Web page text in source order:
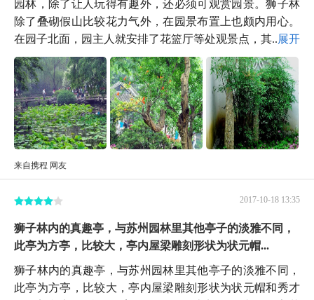
除了叠砌假山比较花力气外，在园景布置上也颇内用心。
在园子北面，园主人就安排了花篮厅等处观景点，其...展开
来自携程 网友
2017-10-18 13:35
狮子林内的真趣亭，与苏州园林里其他亭子的淡雅不同，
此亭为方亭，比较大，亭内屋梁雕刻形状为状元帽...
狮子林内的真趣亭，与苏州园林里其他亭子的淡雅不同，
此亭为方亭，比较大，亭内屋梁雕刻形状为状元帽和秀才